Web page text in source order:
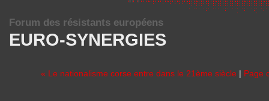
EURO-SYNERGIES
Forum des résistants européens
« Le nationalisme corse entre dans le 21ème siècle | Page